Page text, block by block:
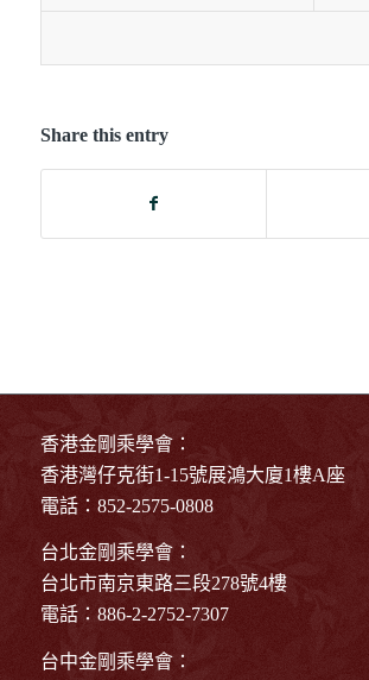
Share this entry
香港金剛乘學會：
香港灣仔克街1-15號展鴻大廈1樓A座
電話：852-2575-0808
台北金剛乘學會：
台北市南京東路三段278號4樓
電話：886-2-2752-7307
台中金剛乘學會：